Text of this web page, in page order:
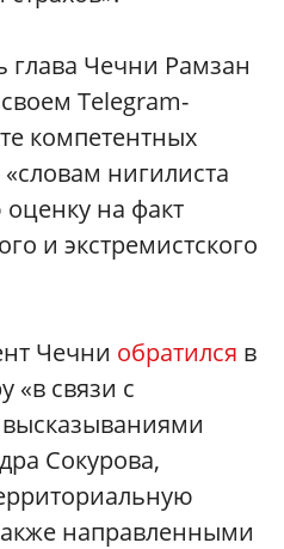
Чечни Рамзан
Telegram-
компетентных
нигилиста
на факт
и экстремистского
Чечни обратился в
«в связи с
Сокурова,
направленными